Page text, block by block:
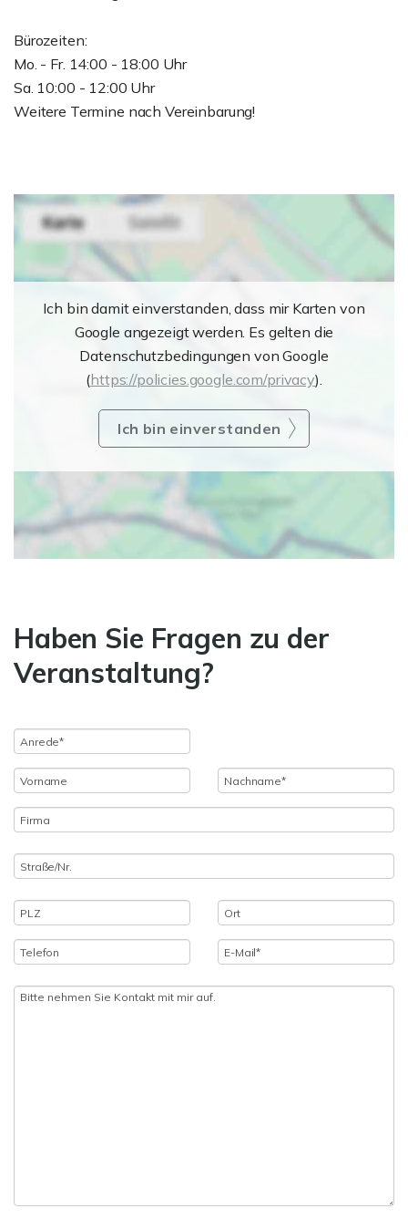
Bürozeiten:
Mo. - Fr. 14:00 - 18:00 Uhr
Sa. 10:00 - 12:00 Uhr
Weitere Termine nach Vereinbarung!
Ich bin damit einverstanden, dass mir Karten von
Google angezeigt werden. Es gelten die
Datenschutzbedingungen von Google
(https://policies.google.com/privacy).
Ich bin einverstanden
Haben Sie Fragen zu der
Veranstaltung?